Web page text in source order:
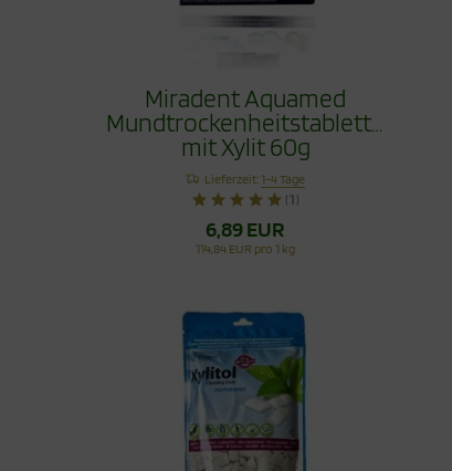
Miradent Aquamed
Mundtrockenheitstablette
mit Xylit 60g
Lieferzeit:1-4 Tage
(1)
6,89 EUR
114,84 EUR pro 1 kg